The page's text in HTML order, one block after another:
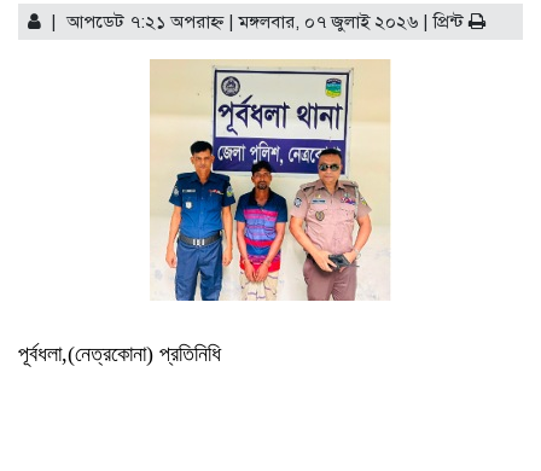
বিয়ের আয়োজন, বাবাকে
জরিমানা
শাড়ি পরে এলে ফুলমার্ক পাবে’,
খুবির সেই শিক্ষকের আরেক
কাণ্ড
কিস্তি সুরক্ষা কার্ডধারী ৮
শতাধিক পরিবারকে সহায়তা
ওয়ালটন প্লাজার
তিন উপদেষ্টার সঙ্গে জামায়াতের
সেক্রেটারির সাক্ষাৎ
বাগানে পড়েছিল নারীর
গলাকাটা মরদেহ
স্বরাষ্ট্র উপদেষ্টা
| আপডেট ৭:২১ অপরাহ্ণ | মঙ্গলবার, ০৭ জুলাই ২০২৬ |প্রিন্ট
পূর্বধলা,(নেত্রকোনা) প্রতিনিধি